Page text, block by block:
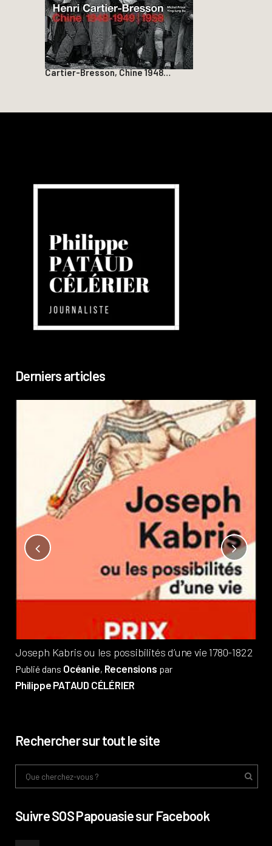
Cartier-Bresson, Chine 1948…
Derniers articles
Joseph Kabris ou les possibilités d’une vie 1780-1822
Publié dans Océanie, Recensions par
Philippe PATAUD CÉLÉRIER
Rechercher sur tout le site
Suivre SOS Papouasie sur Facebook